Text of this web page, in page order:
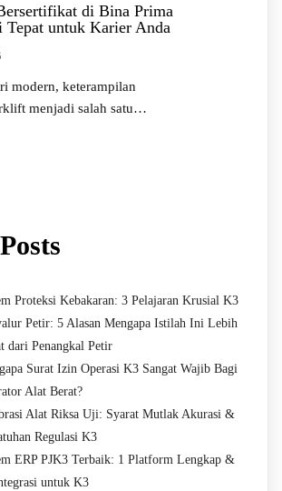
di Bina Prima
Tepat untuk Karier Anda
modern, keterampilan
menjadi salah satu…
Proteksi Kebakaran: 3 Pelajaran Krusial K3
Petir: 5 Alasan Mengapa Istilah Ini Lebih
dari Penangkal Petir
Surat Izin Operasi K3 Sangat Wajib Bagi
Alat Berat?
Alat Riksa Uji: Syarat Mutlak Akurasi &
Regulasi K3
ERP PJK3 Terbaik: 1 Platform Lengkap &
untuk K3